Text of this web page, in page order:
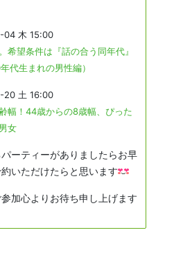
04 木 15:00
希望条件は『話の合う同年代』
代生まれの男性編）
20 土 16:00
幅！44歳からの8歳幅、ぴった
女
ーティーがありましたらお早
いただけたらと思います
加心よりお待ち申し上げます